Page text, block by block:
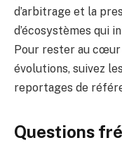
d’arbitrage et la
d’écosystèmes qui
Pour rester au cœur
évolutions, suivez
reportages de
Questions